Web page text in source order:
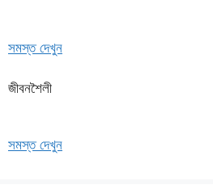
সমস্ত দেখুন
জীবনশৈলী
সমস্ত দেখুন